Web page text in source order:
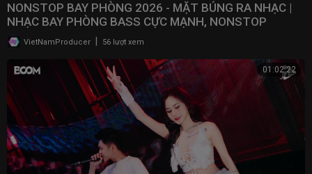
NONSTOP BAY PHÒNG 2026 - MẶT BÚNG RA NHẠC |
NHẠC BAY PHÒNG BASS CỰC MẠNH, NONSTOP
VINAHOUSE 2025
VietNamProducer 56 lượt xem
01:02:22